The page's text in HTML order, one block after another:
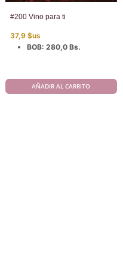
#200 Vino para ti
37,9 $us
BOB: 280,0 Bs.
AÑADIR AL CARRITO